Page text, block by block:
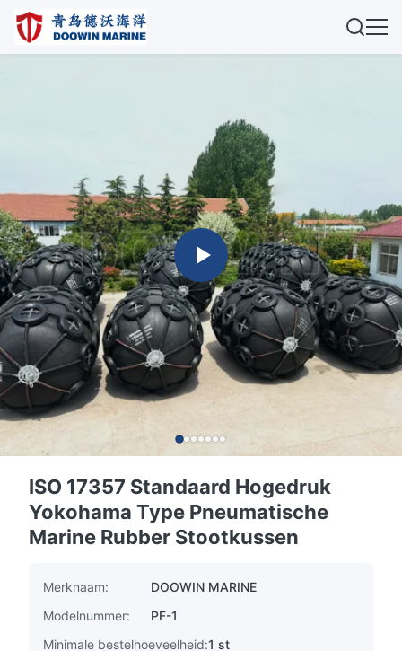
ISO 17357 Standaard Hogedruk
Yokohama Type Pneumatische
Marine Rubber Stootkussen
Merknaam:
DOOWIN MARINE
Modelnummer:
PF-1
Minimale bestelhoeveelheid:1 st